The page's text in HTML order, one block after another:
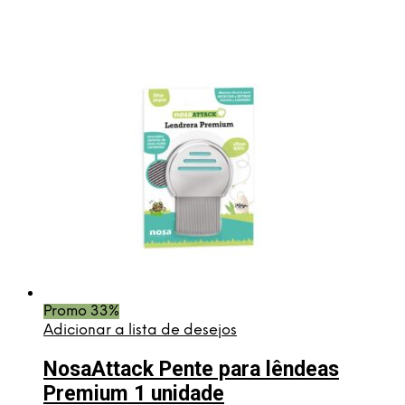
Promo 33%
Adicionar a lista de desejos
NosaAttack Pente para lêndeas
Premium 1 unidade